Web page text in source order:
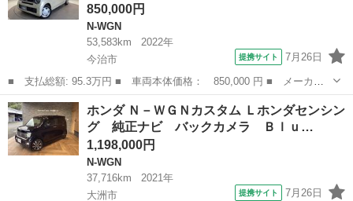
850,000円
N-WGN
53,583km
2022年
今治市
提携サイト 7月26日
■ 支払総額: 95.3万円 ■ 車両本体価格： 850,000 円 ■ メーカー
名： ホンダ ■ 車種名： Ｎ－ＷＧＮ ■ グレード名： Ｌホンダ
センシング ＬＥＤ・ワンセグ・ＣＤ・バックカメラ・ＥＣＯＮスイ
ッチ・スマー...
愛媛 今治市 N-WGN
ホンダ Ｎ－ＷＧＮカスタム Ｌホンダセンシン
グ 純正ナビ バックカメラ Ｂｌｕ…
1,198,000円
N-WGN
37,716km
2021年
大洲市
提携サイト 7月26日